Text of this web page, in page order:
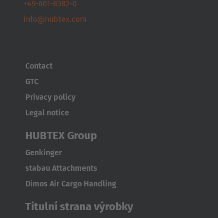
Česká republika
Cesko
Deutsch
España
Español
Français
Great Britain
English
Italia
+49-661-8382-0
info@hubtex.com
Contact
GTC
Privacy policy
Legal notice
HUBTEX Group
Genkinger
stabau Attachments
Dimos Air Cargo Handling
Titulní strana výrobky